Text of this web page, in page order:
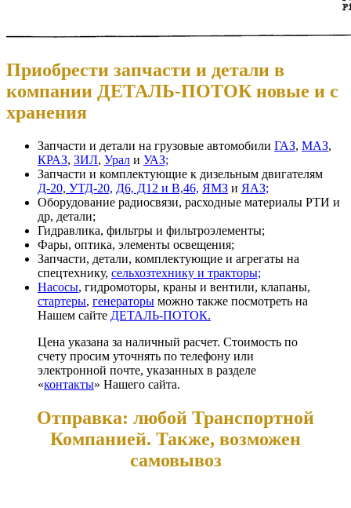
Приобрести запчасти и детали в
компании ДЕТАЛЬ-ПОТОК новые и с
хранения
Запчасти и детали на грузовые автомобили ГАЗ, МАЗ,
КРАЗ, ЗИЛ, Урал и УАЗ;
Запчасти и комплектующие к дизельным двигателям
Д-20, УТД-20, Д6, Д12 и В,46, ЯМЗ и ЯАЗ;
Оборудование радиосвязи, расходные материалы РТИ и
др, детали;
Гидравлика, фильтры и фильтроэлементы;
Фары, оптика, элементы освещения;
Запчасти, детали, комплектующие и агрегаты на
спецтехнику, сельхозтехнику и тракторы;
Насосы, гидромоторы, краны и вентили, клапаны,
стартеры, генераторы можно также посмотреть на
Нашем сайте ДЕТАЛЬ-ПОТОК.
Цена указана за наличный расчет. Стоимость по
счету просим уточнять по телефону или
электронной почте, указанных в разделе
«контакты» Нашего сайта.
Отправка: любой Транспортной
Компанией. Также, возможен
самовывоз